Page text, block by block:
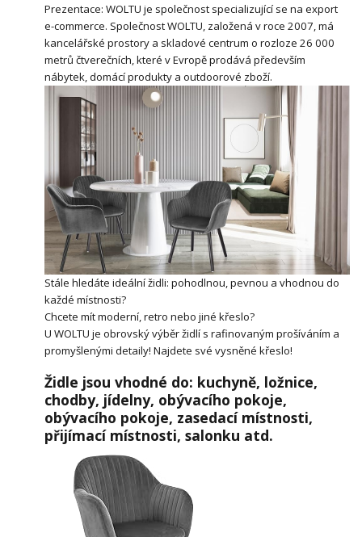
Prezentace: WOLTU je společnost specializující se na export
e-commerce. Společnost WOLTU, založená v roce 2007, má
kancelářské prostory a skladové centrum o rozloze 26 000
metrů čtverečních, které v Evropě prodává především
nábytek, domácí produkty a outdoorové zboží.
Stále hledáte ideální židli: pohodlnou, pevnou a vhodnou do
každé místnosti?
Chcete mít moderní, retro nebo jiné křeslo?
U WOLTU je obrovský výběr židlí s rafinovaným prošíváním a
promyšlenými detaily! Najdete své vysněné křeslo!
Židle jsou vhodné do: kuchyně, ložnice,
chodby, jídelny, obývacího pokoje,
obývacího pokoje, zasedací místnosti,
přijímací místnosti, salonku atd.